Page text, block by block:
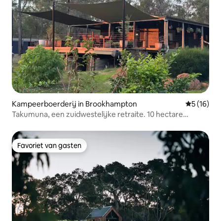
Kampeerboerderij in Brookhampton
5 (16)
Takumuna, een zuidwestelijke retraite. 10 hectare
Favoriet van gasten
Favoriet van gasten